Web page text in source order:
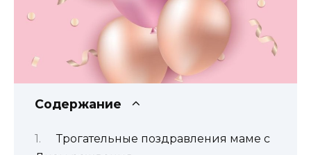
Содержание
Трогательные поздравления маме с